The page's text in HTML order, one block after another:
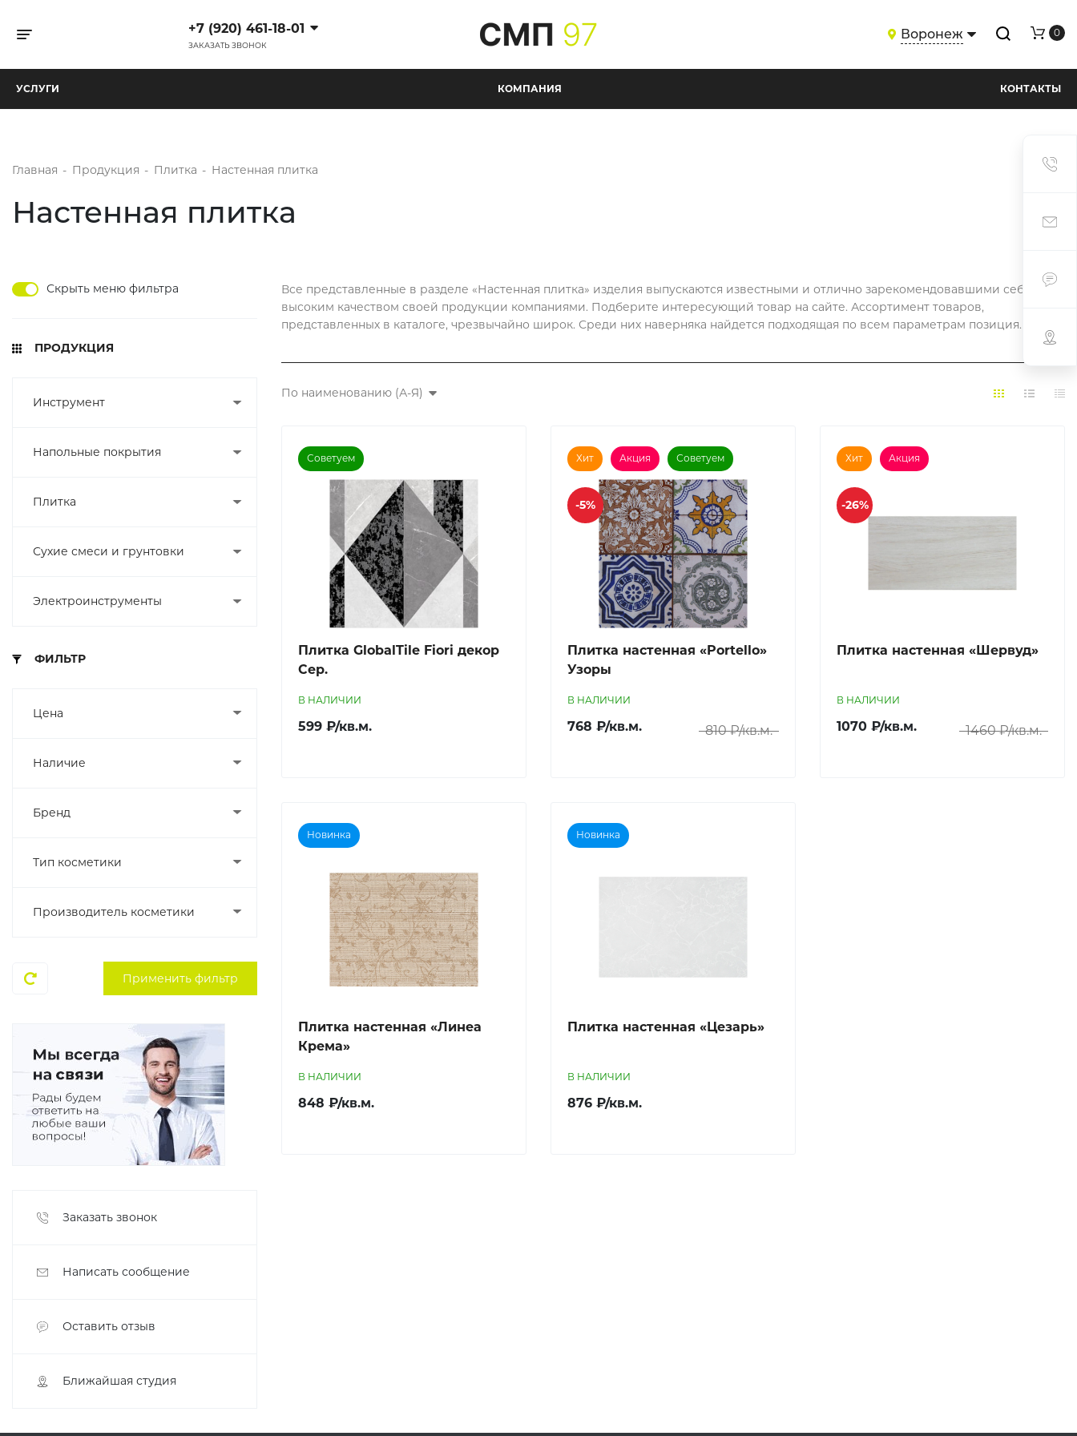
+7 (920) 461-18-01
ЗАКАЗАТЬ ЗВОНОК
Воронеж 0
УСЛУГИ КОМПАНИЯ КОНТАКТЫ
Главная - Продукция - Плитка - Настенная плитка
Настенная плитка
Скрыть меню фильтра
ПРОДУКЦИЯ
Инструмент
Напольные покрытия
Плитка
Сухие смеси и грунтовки
Электроинструменты
ФИЛЬТР
Цена
Наличие
Бренд
Тип косметики
Производитель косметики
Заказать звонок
Написать сообщение
Оставить отзыв
Ближайшая студия
Все представленные в разделе «Настенная плитка» изделия выпускаются известными и отлично зарекомендовавшими себя
высоким качеством своей продукции компаниями. Подберите интересующий товар на сайте. Ассортимент товаров,
представленных в каталоге, чрезвычайно широк. Среди них наверняка найдется подходящая по всем параметрам позиция.
По наименованию (А-Я)
Советуем
Плитка GlobalTile Fiori декор
Сер.
В НАЛИЧИИ
599 ₽/кв.м.
Хит Акция Советуем
-5%
Плитка наcтенная «Portello»
Узоры
В НАЛИЧИИ
768 ₽/кв.м. 810 ₽/кв.м.
Хит Акция
-26%
Плитка наcтенная «Шервуд»
В НАЛИЧИИ
1070 ₽/кв.м. 1460 ₽/кв.м.
Новинка
Плитка настенная «Линеа
Крема»
В НАЛИЧИИ
848 ₽/кв.м.
Новинка
Плитка настенная «Цезарь»
В НАЛИЧИИ
876 ₽/кв.м.